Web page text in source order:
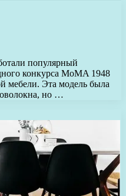
популярный
конкурса MoMA 1948
мебели. Эта модель была
но …